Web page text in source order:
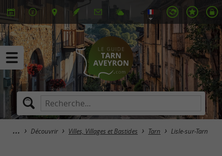
Découvrir Villes, Villages et Bastides Tarn Lisle-sur-Tarn